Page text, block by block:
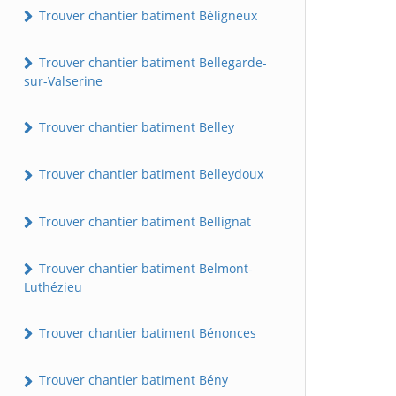
Trouver chantier batiment Béligneux
Trouver chantier batiment Bellegarde-
sur-Valserine
Trouver chantier batiment Belley
Trouver chantier batiment Belleydoux
Trouver chantier batiment Bellignat
Trouver chantier batiment Belmont-
Luthézieu
Trouver chantier batiment Bénonces
Trouver chantier batiment Bény